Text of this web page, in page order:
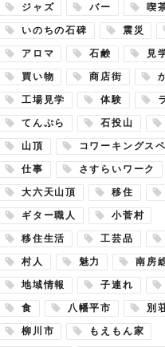
ジャズ バー 喫
いのちの石碑 震災
アロマ 石鹸 見
買い物 商店街
工場見学 体験
てんぷら 石投山
山頂 コワーキングス
仕事 さすらいワーク
大六天山頂 移住
ギター職人 小菅村
移住生活 工芸品
村人 魅力 南房
地域情報 子連れ
食 八幡平市 別
柳川市 もえもん家